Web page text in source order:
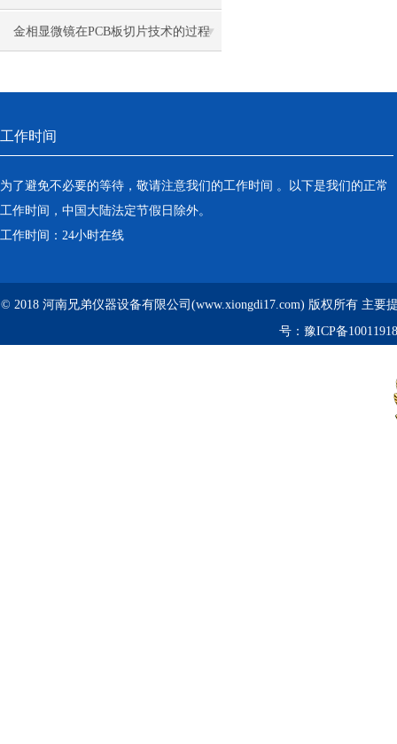
金相显微镜在PCB板切片技术的过程
工作时间
为了避免不必要的等待，敬请注意我们的工作时间 。以下是我们的正常
工作时间，中国大陆法定节假日除外。
工作时间：24小时在线
© 2018 河南兄弟仪器设备有限公司(www.xiongdi17.com) 版权所有 主要
号： 豫ICP备